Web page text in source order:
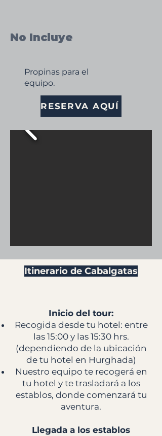
No Incluye
Propinas para el
equipo.
RESERVA AQUÍ
Itinerario de Cabalgatas
Inicio del tour:
Recogida desde tu hotel: entre
las 15:00 y las 15:30 hrs.
(dependiendo de la ubicación
de tu hotel en Hurghada)
Nuestro equipo te recogerá en
tu hotel y te trasladará a los
establos, donde comenzará tu
aventura.
Llegada a los establos